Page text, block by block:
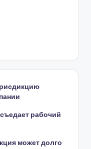
рабочий
может долго